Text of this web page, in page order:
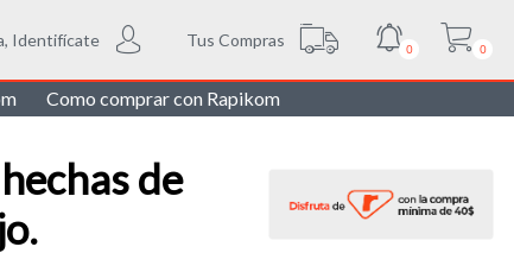
Identifícate Tus Compras 0 0
Como comprar con Rapikom
de